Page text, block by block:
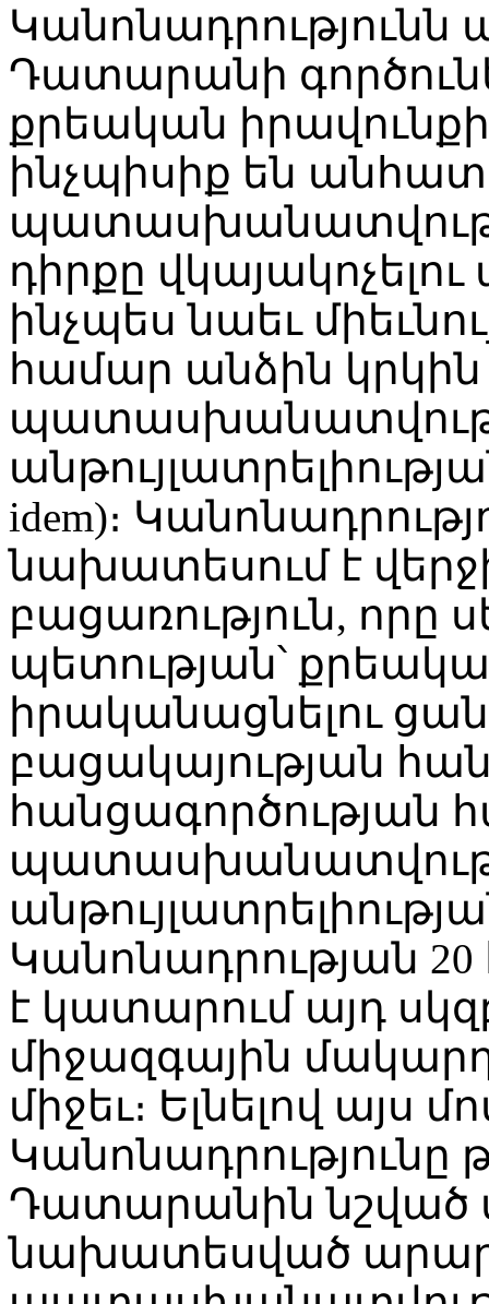
Կանոնադրությունն
Դատարանի
քրեական
ինչպիսիք են
դիրքը վկայակոչելու
ինչպես նաեւ
համար անձին կրկին
idem)։
նախատեսում է
բացառություն, որը
պետության՝
իրականացնելու
բացակայության
հանցագործության
Կանոնադրության
է կատարում այդ
միջազգային
միջեւ։ Ելնելով այս
Կանոնադրությունը
Դատարանին
նախատեսված